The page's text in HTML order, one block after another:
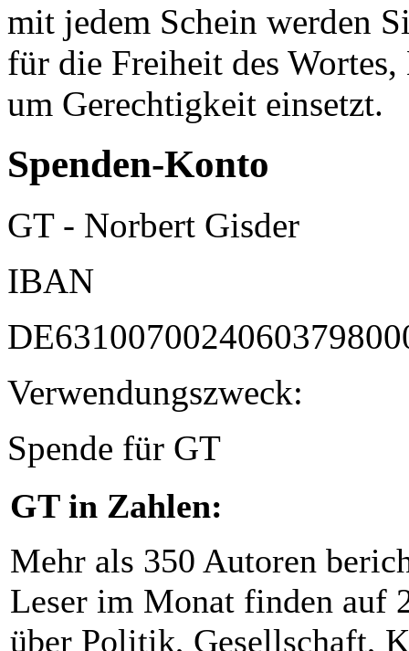
mit jedem Schein werden
für die Freiheit des
um Gerechtigkeit einsetzt.
Spenden-Konto
GT - Norbert Gisder
IBAN
Verwendungszweck:
Spende für GT
GT in Zahlen:
Mehr als 350 Autoren
Leser im Monat finden auf
über Politik, Gesellschaft,